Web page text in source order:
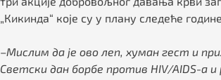
„Кикинда“ које су у плану следеће године.
–Мислим да је ово леп, хуман гест и
Светски дан борбе против HIV/AIDS-a и